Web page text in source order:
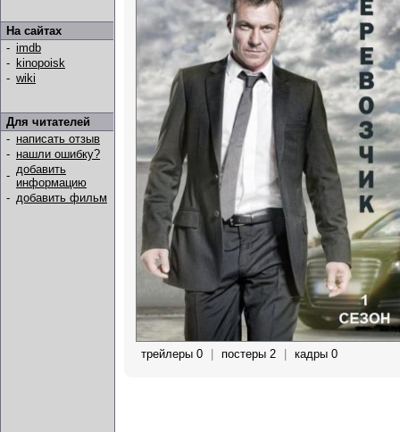
На сайтах
- imdb
- kinopoisk
- wiki
Для читателей
- написать отзыв
- нашли ошибку?
- добавить
информацию
- добавить фильм
трейлеры 0 | постеры 2 | кадры 0